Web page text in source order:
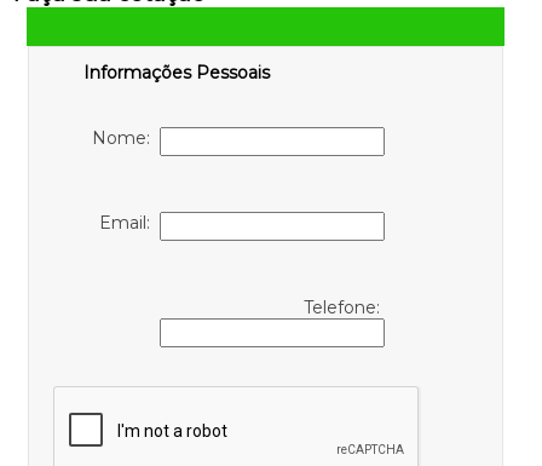
Informações Pessoais
Nome:
Email:
Telefone: